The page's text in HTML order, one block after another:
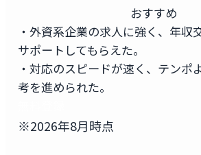
おすすめ
・外資系企業の求人に強く、年収
サポートしてもらえた。
・対応のスピードが速く、テンポ
考を進められた。
※2026年8月時点